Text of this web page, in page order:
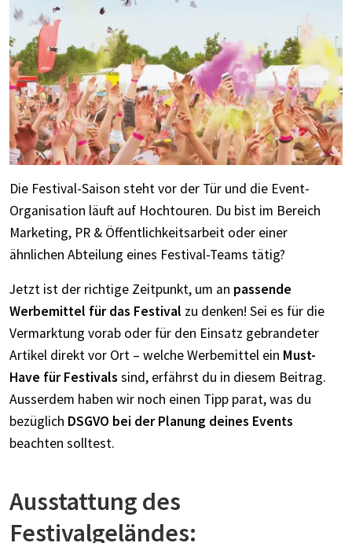
Die Festival-Saison steht vor der Tür und die Event-
Organisation läuft auf Hochtouren. Du bist im Bereich
Marketing, PR & Öffentlichkeitsarbeit oder einer
ähnlichen Abteilung eines Festival-Teams tätig?
Jetzt ist der richtige Zeitpunkt, um an passende
Werbemittel für das Festival zu denken! Sei es für die
Vermarktung vorab oder für den Einsatz gebrandeter
Artikel direkt vor Ort – welche Werbemittel ein Must-
Have für Festivals sind, erfährst du in diesem Beitrag.
Ausserdem haben wir noch einen Tipp parat, was du
bezüglich DSGVO bei der Planung deines Events
beachten solltest.
Ausstattung des
Festivalgeländes: